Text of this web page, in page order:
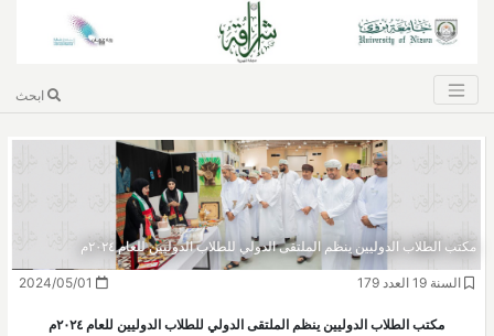
ابحث
مكتب الطلاب الدوليين ينظم الملتقى الدولي للطلاب الدوليين للعام ٢٠٢٤م
السنة 19 العدد 179
مكتب الطلاب الدوليين ينظم الملتقى الدولي للطلاب الدوليين للعام ٢٠٢٤م